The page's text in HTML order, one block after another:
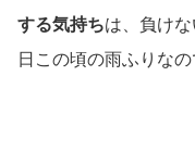
する気持ちは、負け
日この頃の雨ふりなの